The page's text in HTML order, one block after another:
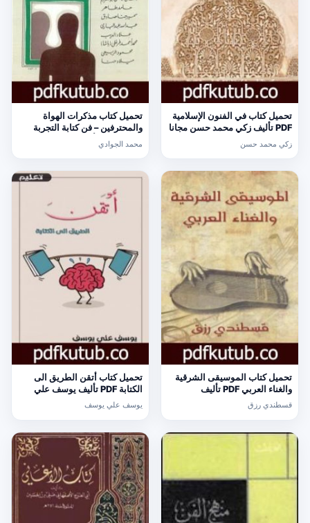
تحميل كتاب في الفنون الإسلامية
PDF تأليف زكي محمد حسن مجانا
[كامل]
زكي محمد حسن
تحميل كتاب مذكرات الهواة
والمحترفين – فن كتابة التجربة
مجانا [كامل]
محمد الجوادي
تحميل كتاب الموسيقى الشرقية
والغناء العربي PDF تأليف
قسطندي رزق مجانا [كامل]
قسطندي رزق
تحميل كتاب أتقن الطريق الى
الكتابة PDF تأليف يوسف علي
يوسف مجانا [كامل]
يوسف علي يوسف